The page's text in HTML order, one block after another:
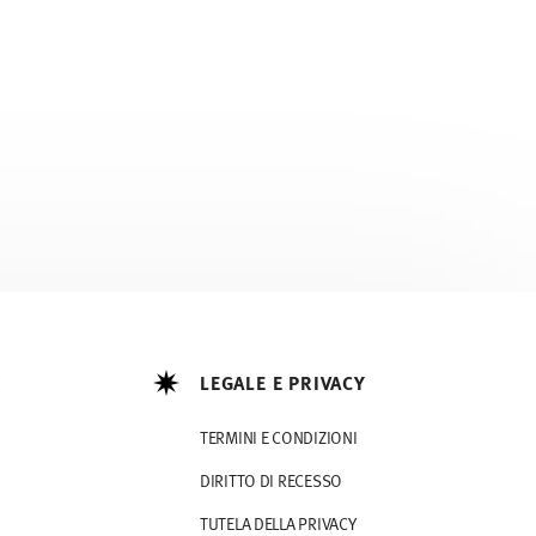
LEGALE E PRIVACY
TERMINI E CONDIZIONI
DIRITTO DI RECESSO
TUTELA DELLA PRIVACY